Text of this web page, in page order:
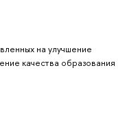
на улучшение
качества образования